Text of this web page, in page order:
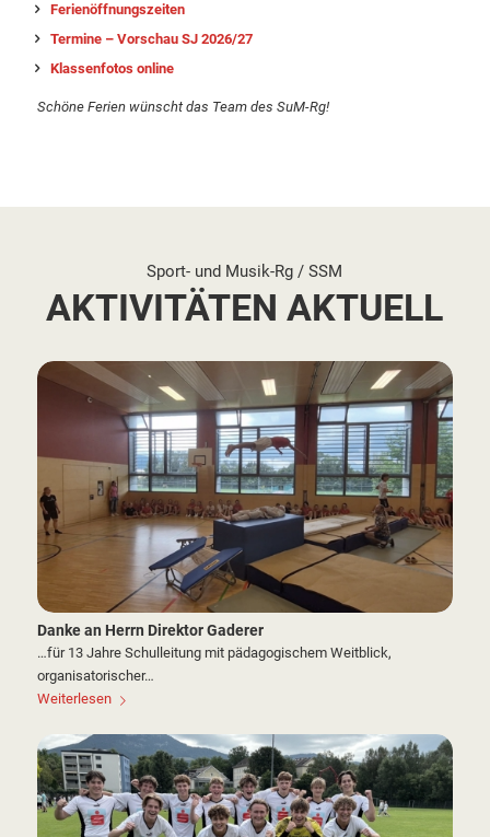
Ferienöffnungszeiten
Termine – Vorschau SJ 2026/27
Klassenfotos online
Schöne Ferien wünscht das Team des SuM-Rg!
Sport- und Musik-Rg / SSM
AKTIVITÄTEN AKTUELL
Danke an Herrn Direktor Gaderer
…für 13 Jahre Schulleitung mit pädagogischem Weitblick,
organisatorischer…
Weiterlesen